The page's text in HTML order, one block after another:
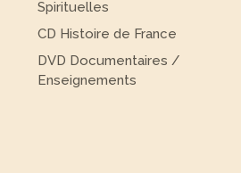
Spirituelles
CD Histoire de France
DVD Documentaires /
Enseignements